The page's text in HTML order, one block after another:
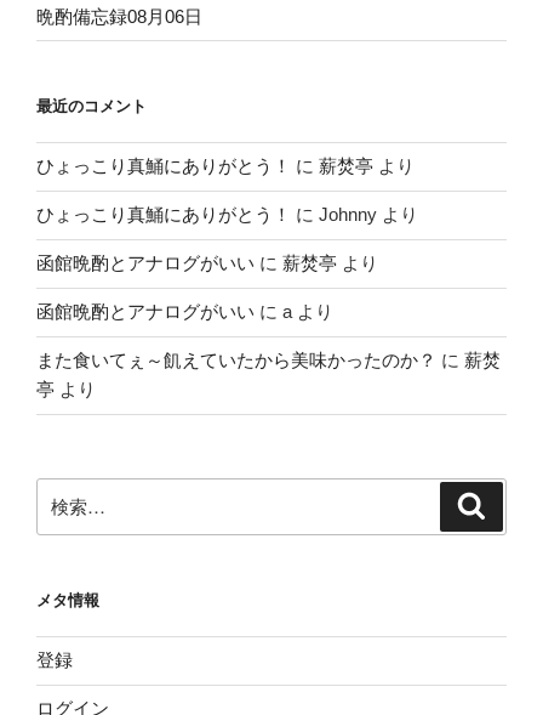
晩酌備忘録08月06日
最近のコメント
ひょっこり真鯒にありがとう！ に 薪焚亭 より
ひょっこり真鯒にありがとう！ に Johnny より
函館晩酌とアナログがいい に 薪焚亭 より
函館晩酌とアナログがいい に a より
また食いてぇ～飢えていたから美味かったのか？ に 薪焚
亭 より
索:
メタ情報
登録
ログイン